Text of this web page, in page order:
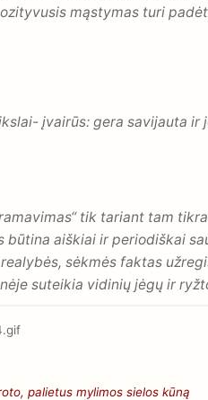
mąstymas turi
įvairūs: gera savijauta
tik tariant tam
aiškiai ir periodiškai
sėkmės faktas
suteikia vidinių jėgų ir
palietus mylimos sielos kūną